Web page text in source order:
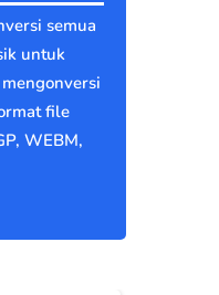
semua
untuk
file
WEBM,